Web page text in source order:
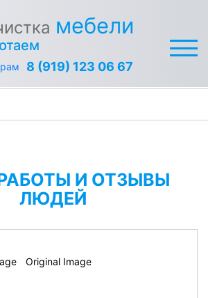
мебели
8 (919) 123 06 67
И ОТЗЫВЫ
ЛЮДЕЙ